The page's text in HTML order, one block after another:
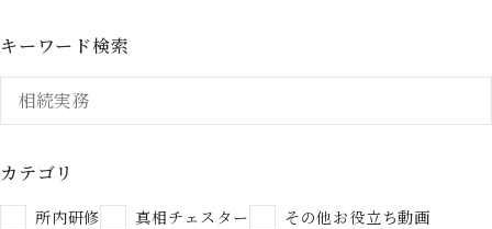
キーワード検索
カテゴリ
所内研修 真相チェスター その他お役立ち動画